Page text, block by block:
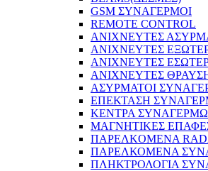
GSM ΣΥΝΑΓΕΡΜΟΙ
REMOTE CONTROL
ΑΝΙΧΝΕΥΤΕΣ
ΑΝΙΧΝΕΥΤΕΣ
ΑΝΙΧΝΕΥΤΕΣ
ΑΝΙΧΝΕΥΤΕΣ
ΑΣΥΡΜΑΤΟΙ
ΕΠΕΚΤΑΣΗ
ΚΕΝΤΡΑ
ΜΑΓΝΗΤΙΚΕΣ
ΠΑΡΕΛΚOΜΕΝΑ
ΠΑΡΕΛΚΟΜΕΝΑ
ΠΛΗΚΤΡΟΛΟΓΙΑ